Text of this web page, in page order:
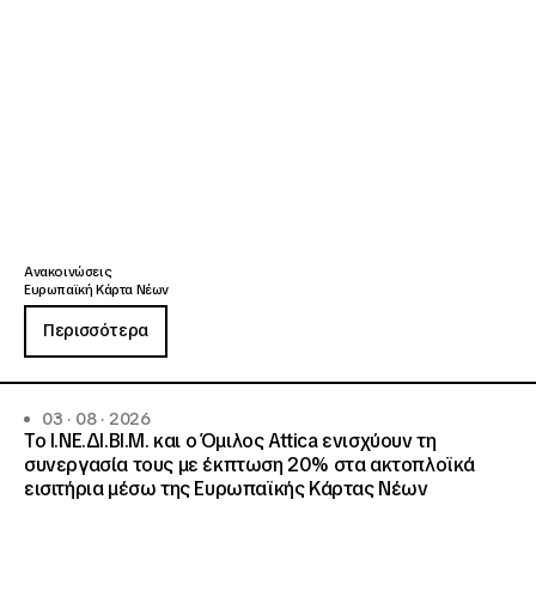
Ανακοινώσεις
Ευρωπαϊκή Κάρτα Νέων
Περισσότερα
03 · 08 · 2026
Το Ι.ΝΕ.ΔΙ.ΒΙ.Μ. και o Όμιλος Attica ενισχύουν τη
συνεργασία τους με έκπτωση 20% στα ακτοπλοϊκά
εισιτήρια μέσω της Ευρωπαϊκής Κάρτας Νέων